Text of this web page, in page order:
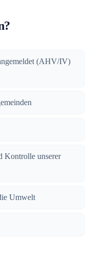
(AHV/IV)
Kontrolle unserer
Umwelt